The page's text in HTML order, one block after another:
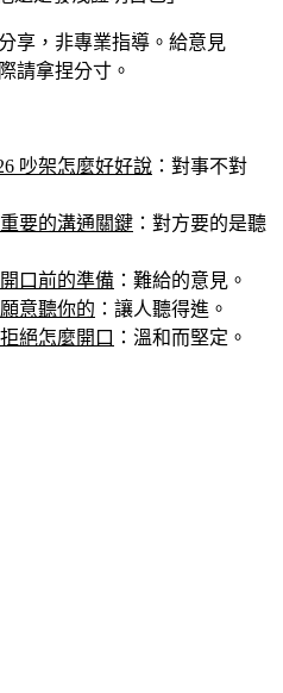
享，非專業指導。給意見
請拿捏分寸。
吵架怎麼好好說 ：對事不對
要的溝通關鍵 ：對方要的是聽
口前的準備 ：難給的意見。
意聽你的 ：讓人聽得進。
絕怎麼開口 ：溫和而堅定。